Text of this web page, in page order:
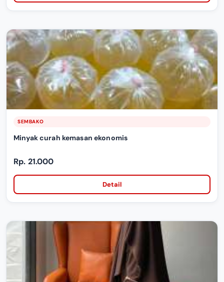
SEMBAKO
Minyak curah kemasan ekonomis
Rp. 21.000
Detail